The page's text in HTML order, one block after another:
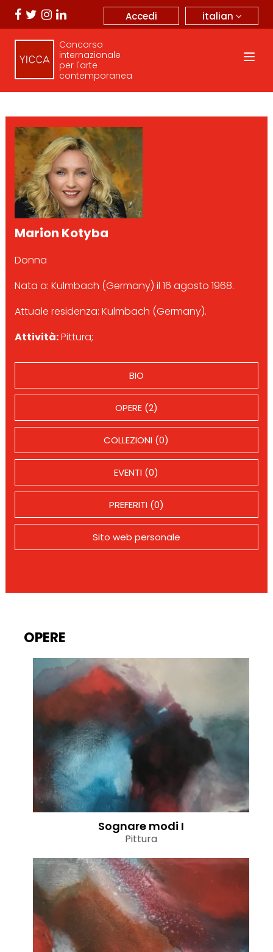
italian
Accedi
Concorso
internazionale
per l'arte
contemporanea
Marion Kotyba
Donna
Nata a: Kulmbach (Germany) il 16 agosto 1968.
Attuale residenza: Kulmbach (Germany).
Attività:Pittura;
BIO
OPERE (2)
COLLEZIONI (0)
EVENTI (0)
PREFERITI (0)
Sito web personale
OPERE
Sognare modi I
Pittura